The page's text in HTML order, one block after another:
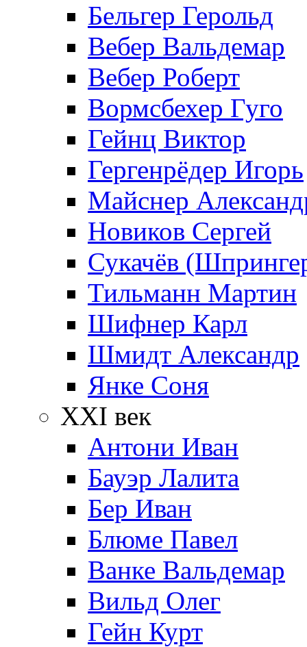
Бельгер Герольд
Вебер Вальдемар
Вебер Роберт
Вормсбехер Гуго
Гейнц Виктор
Гергенрёдер Игорь
Майснер
Новиков Сергей
Сукачёв
Тильманн Мартин
Шифнер Карл
Шмидт Александр
Янке Соня
XXI век
Антони Иван
Бауэр Лалита
Бер Иван
Блюме Павел
Ванке Вальдемар
Вильд Олег
Гейн Курт